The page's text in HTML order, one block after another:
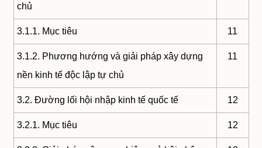
chủ
3.1.1. Mục tiêu 11
3.1.2. Phương hướng và giải pháp xây dựng
nền kinh tế độc lập tự chủ
11
3.2. Đường lối hội nhập kinh tế quốc tế 12
3.2.1. Mục tiêu 12